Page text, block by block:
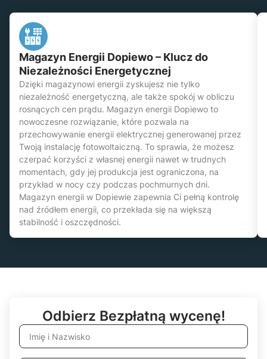
Magazyn Energii Dopiewo – Klucz do
Niezależności Energetycznej
Dzięki magazynowi energii zyskujesz nie tylko
niezależność energetyczną, ale także spokój w obliczu
rosnących cen prądu. Magazyn energii Dopiewo to
nowoczesne rozwiązanie, które pozwala na
przechowywanie energii elektrycznej generowanej przez
Twoją instalację fotowoltaiczną. To sprawia, że możesz
czerpać korzyści z własnej energii nawet w trudnych
momentach, gdy jej produkcja jest ograniczona, na
przykład w nocy czy podczas pochmurnych dni.
Magazyn energii w Dopiewie zapewnia Ci pełną kontrolę
nad źródłem energii, co przekłada się na większą
stabilność i oszczędności.
Odbierz Bezpłatną wycenę!